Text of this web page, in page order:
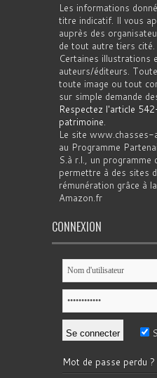
Les informations
titre indicatif. Il vous
auprès des
de tout autre tiers cité.
Certaines
auteurs/éditeurs.
toute image ou tout
sur simple demande
Respectez l'article
patrimoine.
Le site
au Programme
S.à r.l., un programme
permettre à des sites
rémunération grâce à
Amazon.fr
CONNEXION
Mot de passe perdu ?